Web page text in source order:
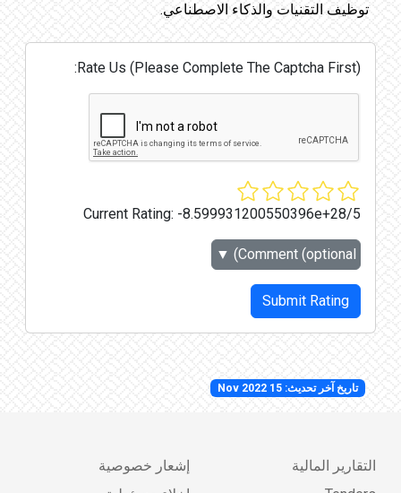
توظيف التقنيات والذكاء الاصطناعي.
Rate Us (Please Complete The Captcha First):
Current Rating: -8.599931200550396e+28/5
Comment (optional)
▼
Submit Rating
تاريخ آخر تحديث: 15 Nov 2022
التقارير المالية
إشعار خصوصية